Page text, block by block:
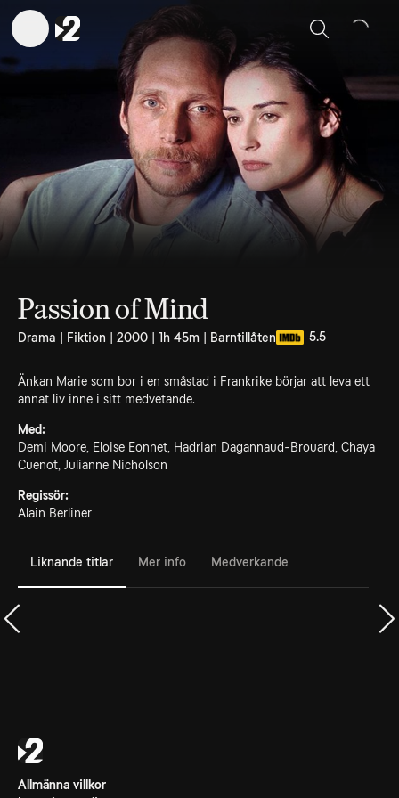
Sök
Passion of Mind
Drama | Fiktion | 2000 | 1h 45m | Barntillåten 5.5
Änkan Marie som bor i en småstad i Frankrike börjar att leva ett
annat liv inne i sitt medvetande.
Med:
Demi Moore, Eloise Eonnet, Hadrian Dagannaud-Brouard, Chaya
Cuenot, Julianne Nicholson
Regissör:
Alain Berliner
Liknande titlar Mer info Medverkande
Allmänna villkor